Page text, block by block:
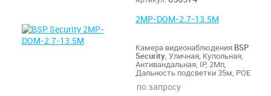
2MP-DOM-2.7-13.5M
Камера видеонаблюдения BSP
Security, Уличная, Купольная,
Антивандальная, IP, 2Мп,
Дальность подсветки 35м, POE
по запросу